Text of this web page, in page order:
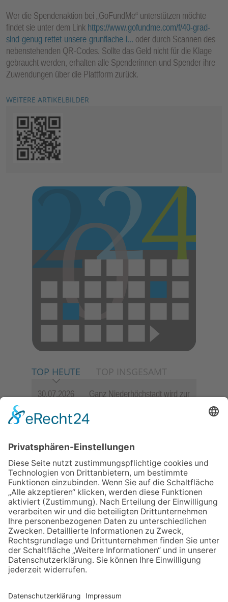
Wer die Spendenaktion bei „GoFundMe“ unterstützen möchte
findet sie unter dem Link https://www.gofundme.com/f/40-grad-
sind-genug-rettet-unsere-grunflache-i... oder durch Scannen des
nebenstehenden QR-Codes. Sollte das Geld nicht für die Klage
gebraucht werden, erhalten alle Spenderinnen und Spender ihre
Zuwendungen über die Plattform zurück.
WEITERE ARTIKELBILDER
TOP HEUTE TOP INSGESAMT
30.07.2026
Ganz Niederhöchstadt wird zur
06.08.2026
Jugendchor Hochtaunus
Programm „Changes“
Sommerabend: Der Rettershof
lädt wieder zum Weinfest ein
06.08.2026
Hisamoto und Tölke begeistern
mit Werken von Walter
Wachsmuth
09.07.2026
Wasserampel steht auf Gelb:
Stadt ruft zum Wassersparen
auf